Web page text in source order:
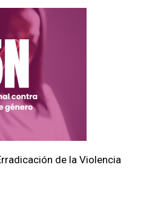
de la Violencia